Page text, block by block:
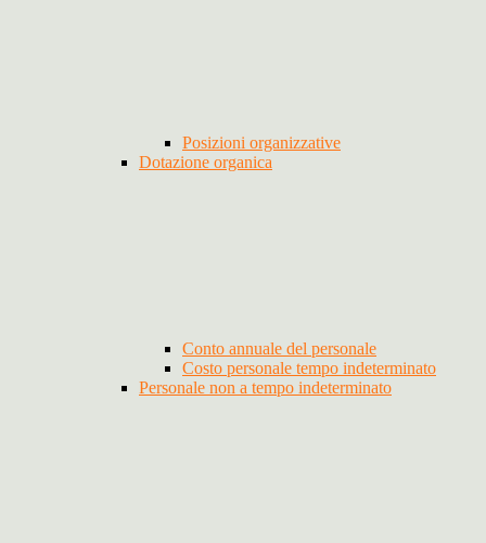
Posizioni organizzative
Dotazione organica
Conto annuale del personale
Costo personale tempo indeterminato
Personale non a tempo indeterminato